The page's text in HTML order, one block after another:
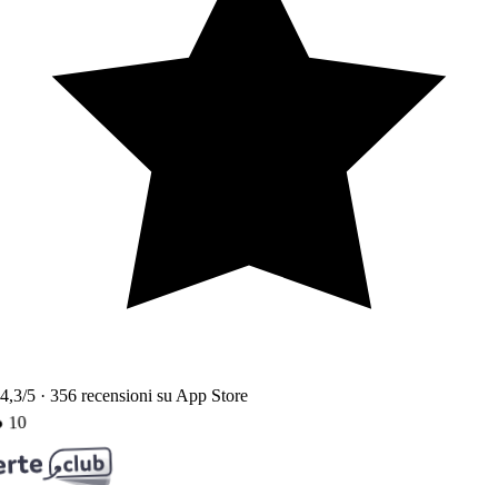
4,3/5 · 356 recensioni su App Store
10